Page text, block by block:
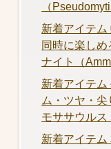
（
新着アイテ
同時に楽し
ナイト（
新着アイテ
ム・ツヤ・尖
モササウル
新着アイテム